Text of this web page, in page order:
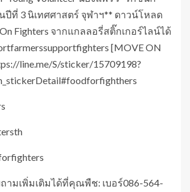
ปีที่ 3 นิเทศศาสตร์ จุฬาฯ** ดาวน์โหลด
Fighters จากแกลลอรี่สติ๊กเกอร์ไลน์ได้
[MOVE ON
line.me/S/sticker/15709198?
ามเพิ่มเติมได้ที่คุณพืช: เบอร์086-564-